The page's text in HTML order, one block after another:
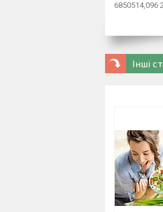
6850514,096
Інші